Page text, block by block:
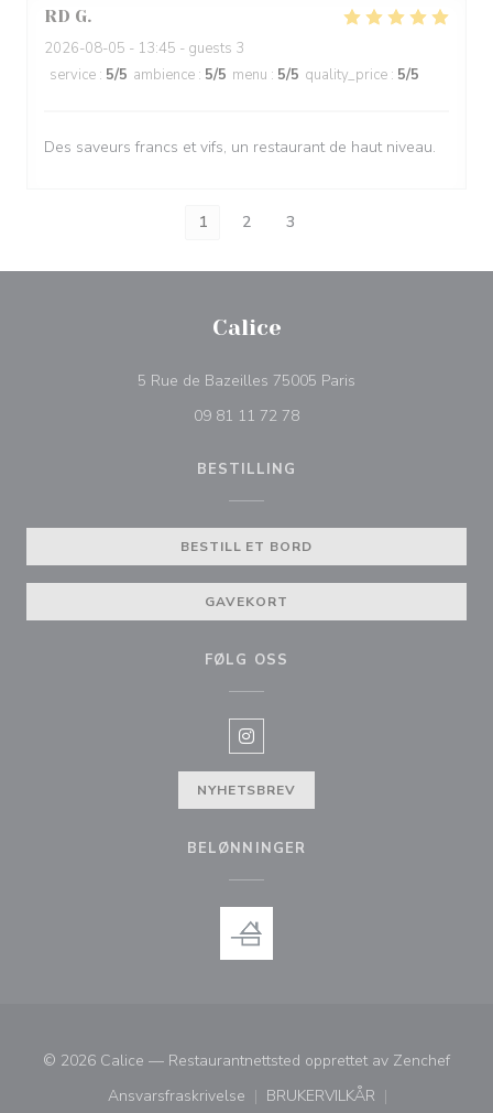
RD G
2026-08-05 - 13:45 - guests 3
service : 5/5 ambience : 5/5 menu : 5/5 quality_price : 5/5
Des saveurs francs et vifs, un restaurant de haut niveau.
1 2 3
Calice
5 Rue de Bazeilles 75005 Paris
09 81 11 72 78
BESTILLING
BESTILL ET BORD
GAVEKORT
FØLG OSS
Instagram ((åpner i et nytt
NYHETSBREV
BELØNNINGER
© 2026 Calice — Restaurantnettsted opprettet av Zenchef
Ansvarsfraskrivelse
((åpner i et nytt vindu))
BRUKERVILKÅR
((åpner i et nytt vindu))